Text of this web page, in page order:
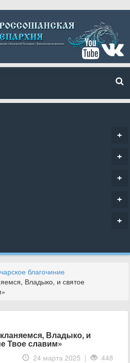
+
+
+
+
+
благочиние
Владыко, и святое
Владыко, и
Твое славим»
24 марта 2025 | 448